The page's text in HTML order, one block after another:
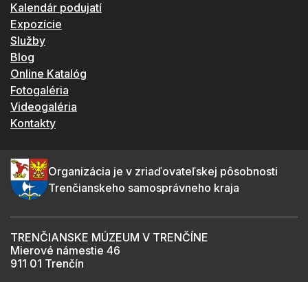
Kalendár podujatí
Expozície
Služby
Blog
Online Katalóg
Fotogaléria
Videogaléria
Kontakty
Organizácia je v zriaďovateľskej pôsobnosti
Trenčianskeho samosprávneho kraja
TRENČIANSKE MÚZEUM V TRENČÍNE
Mierové námestie 46
911 01 Trenčín